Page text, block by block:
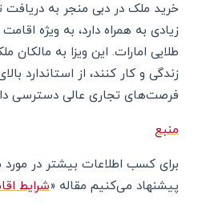
خرید ملک در دبی منجر به دریافت
زیادی به همراه دارد، به ویژه
طلایی امارات. این ویزا به مالکان
زندگی و کار کنند، از استاندارد
فرصت‌های تجاری عالی دسترسی
منبع
برای کسب اطلاعات بیشتر در مورد
پیشنهاد می‌کنیم مقاله «شرایط